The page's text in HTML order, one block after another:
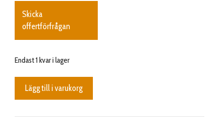
Skicka
offertförfrågan
Endast 1 kvar i lager
Coil
NEW
Lägg till i varukorg